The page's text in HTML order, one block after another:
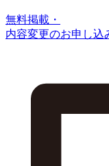
無料掲載・
内容変更のお申し込